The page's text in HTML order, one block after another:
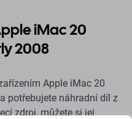
iMac 20
2008
Apple iMac 20
potřebujete náhradní díl z
zdroj, můžete si jej